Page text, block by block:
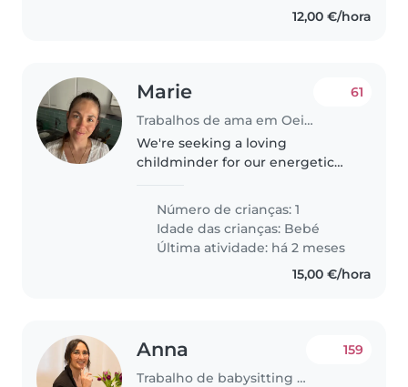
12,00 €/hora
Marie
Trabalhos de ama em Oeiras
61
We're seeking a loving
childminder for our energetic
pet-friendly, so comfort with
animals is a must! Looking
forward to meeting you and
welcoming you..
Número de crianças: 1
Idade das crianças: Bebé
Última atividade: há 2 meses
15,00 €/hora
Anna
Trabalho de babysitting em Oeiras
159